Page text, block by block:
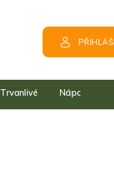
Trvanlivé Nápoje